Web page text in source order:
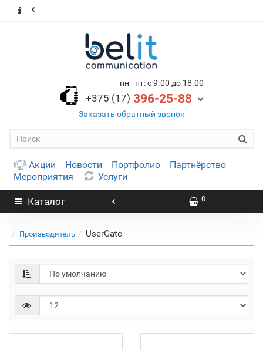
пн - пт: с 9.00 до 18.00
+375 (17) 396-25-88
Заказать обратный звонок
Акции Новости Портфолио
Партнёрство
Мероприятия
Услуги
Каталог 0
Производитель UserGate